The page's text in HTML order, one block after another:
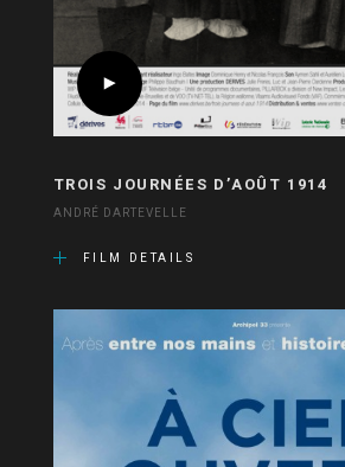
TROIS JOURNÉES D’AOÛT 1914
ANDRÉ DARTEVELLE
FILM DETAILS